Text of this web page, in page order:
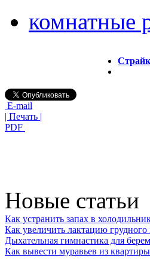
комнатные
E-mail
| Печать |
PDF
Новые статьи
Как устранить запах в
Как увеличить лактацию
Дыхательная гимнастика для
Как вывести муравьев из